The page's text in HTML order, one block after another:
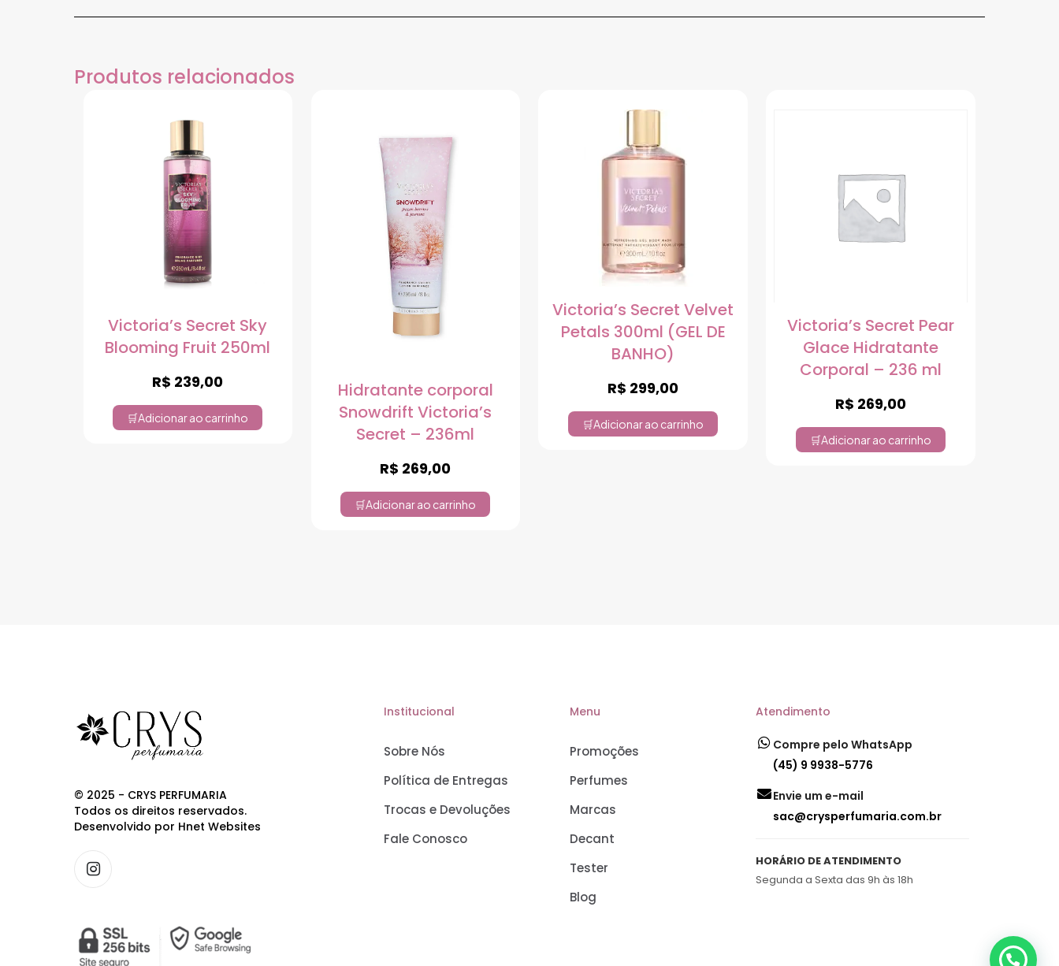
Produtos relacionados
Victoria’s Secret Sky
Blooming Fruit 250ml
R$ 239,00
Adicionar ao carrinho
Hidratante corporal
Snowdrift Victoria’s
Secret – 236ml
R$ 269,00
Adicionar ao carrinho
Victoria’s Secret Velvet
Petals 300ml (GEL DE
BANHO)
R$ 299,00
Adicionar ao carrinho
Victoria’s Secret Pear
Glace Hidratante
Corporal – 236 ml
R$ 269,00
Adicionar ao carrinho
© 2025 - CRYS PERFUMARIA
Todos os direitos reservados.
Desenvolvido por Hnet Websites
Institucional
Sobre Nós
Política de Entregas
Trocas e Devoluções
Fale Conosco
Menu
Promoções
Perfumes
Marcas
Decant
Tester
Blog
Atendimento
Compre pelo WhatsApp
(45) 9 9938-5776
Envie um e-mail
sac@crysperfumaria.com.br
HORÁRIO DE ATENDIMENTO
Segunda a Sexta das 9h às 18h